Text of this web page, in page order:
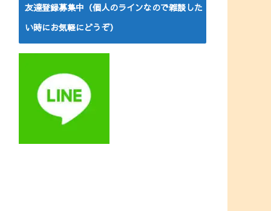
友達登録募集中（個人のラインなので雑談した
い時にお気軽にどうぞ）